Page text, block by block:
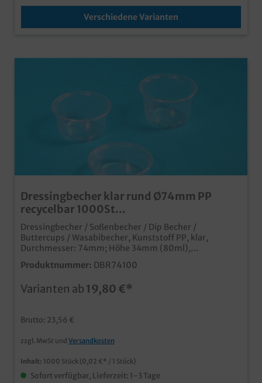
Verschiedene Varianten
Dressingbecher klar rund Ø74mm PP
recycelbar 1000St
80ml/100ml/125ml/Deckel wählbar
Dressingbecher / Soßenbecher / Dip Becher /
Buttercups / Wasabibecher, Kunststoff PP, klar,
Durchmesser: 74mm; Höhe 34mm (80ml),
46mm(100ml), 59mm(125ml)1.000 Stück im Karton
praktischer klarer Verpackungsbecher in runder
passende Deckel separat im Shop erhältlich, ideal für
Produktnummer: DBR74100
Varianten ab 19,80 €*
Brutto: 23,56 €
zzgl. MwSt und Versandkosten
Inhalt: 1000 Stück (0,02 €* / 1 Stück)
Sofort verfügbar, Lieferzeit: 1-3 Tage